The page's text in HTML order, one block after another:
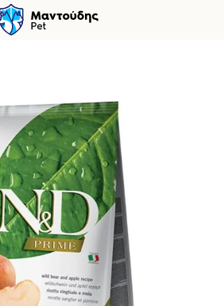
Ξηρά τροφή